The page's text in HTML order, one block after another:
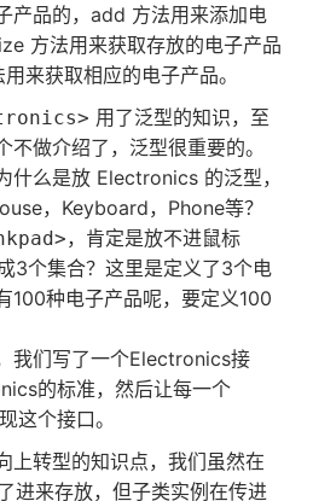
产品的，add 方法用来添加电
方法用来获取存放的电子产品
来获取相应的电子产品。
用了泛型的知识，至
不做介绍了，泛型很重要的。
什么是放 Electronics 的泛型，
，Keyboard，Phone等？
，肯定是放不进鼠标
3个集合？这里是定义了3个电
100种电子产品呢，要定义100
我们写了一个Electronics接
的标准，然后让每一个
这个接口。
上转型的知识点，我们虽然在
进来存放，但子类实例在传进